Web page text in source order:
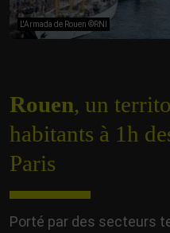
L'Armada de Rouen ©RNI
Rouen, un
habitants à 1h
Paris
Porté par des secteurs